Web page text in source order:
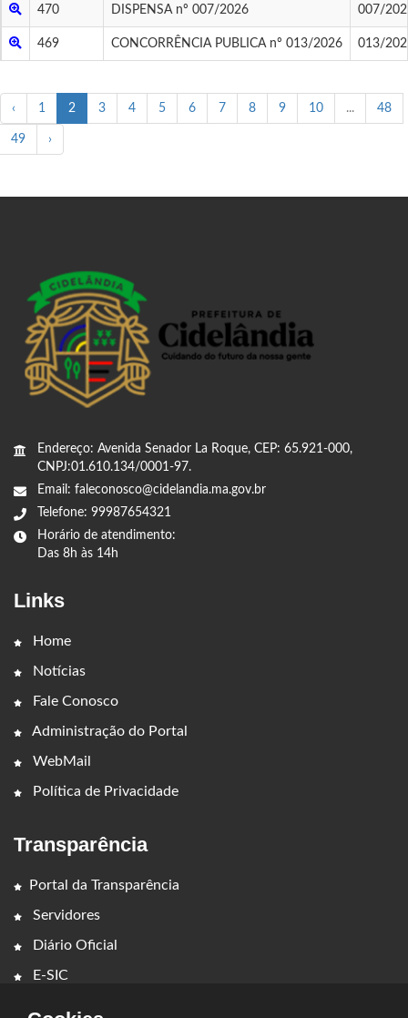
470 DISPENSA nº 007/2026 007/
469 CONCORRÊNCIA PUBLICA nº 013/2026 013/
‹ 1 2 3 4 5 6 7 8 9 10 ... 48
49 ›
Endereço: Avenida Senador La Roque, CEP: 65.921-000,
CNPJ:01.610.134/0001-97.
Email: faleconosco@cidelandia.ma.gov.br
Telefone: 99987654321
Horário de atendimento:
Das 8h às 14h
Links
Home
Notícias
Fale Conosco
Administração do Portal
WebMail
Política de Privacidade
Transparência
Portal da Transparência
Servidores
Diário Oficial
E-SIC